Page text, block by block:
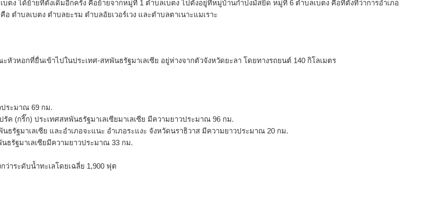
บตง ได้ย้ายที่ตั้งเดิมอีกครั้ง คือย้ายจากหมู่ที่ 1 ตำบลเบตง ไปตั้งอยู่ที่หมู่บ้านกำปงมัสยิด หมู่ที่ 6 ตำบลเบตง คือที่ตั้งที่ว่าการอำเภอ
ตำบลเบตง ตำบลยะรม ตำบลอัยเวอร์เวง และตำบลตาเนาะแมเราะ
วหอกที่ยื่นเข้าไปในประเทศ-สหพันธรัฐมาเลเซีย อยู่ห่างจากตัวจังหวัดยะลา โดยทางรถยนต์ 140 กิโลเมตร
ระมาณ 69 กม.
ค (กริ๊ก) ประเทศสหพันธรัฐมาเลเซียมาเลเซีย มีความยาวประมาณ 96 กม.
รัฐมาเลเซีย และอำเภอจะแนะ อำเภอระแงะ จังหวัดนราธิวาส มีความยาวประมาณ 20 กม.
ธรัฐมาเลเซียมีความยาวประมาณ 33 กม.
ว่าระดับน้ำทะเลโดยเฉลี่ย 1,900 ฟุต